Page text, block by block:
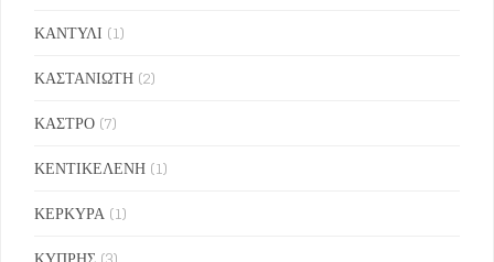
ΚΑΝΤΥΛΙ (1)
ΚΑΣΤΑΝΙΩΤΗ (2)
ΚΑΣΤΡΟ (7)
ΚΕΝΤΙΚΕΛΕΝΗ (1)
ΚΕΡΚΥΡΑ (1)